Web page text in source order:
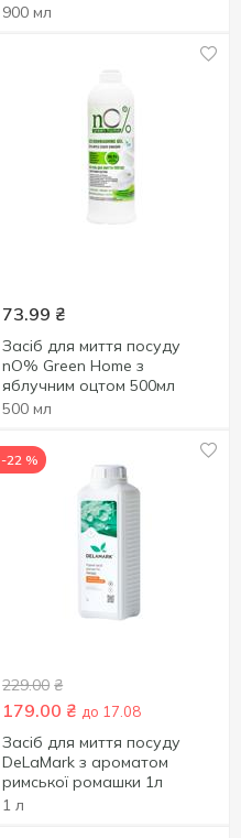
900 мл
73.99 ₴
Засіб для миття посуду
nO% Green Home з
яблучним оцтом 500мл
500 мл
-22 %
229.00 ₴
179.00 ₴ до 17.08
Засіб для миття посуду
DeLaMark з ароматом
римської ромашки 1л
1 л